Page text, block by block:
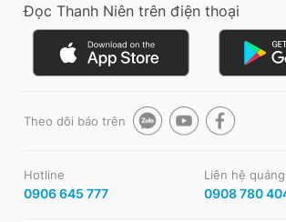
Đọc Thanh Niên trên điện thoại
Theo dõi báo trên
Hotline
0906 645 777
Liên hệ
0908 780